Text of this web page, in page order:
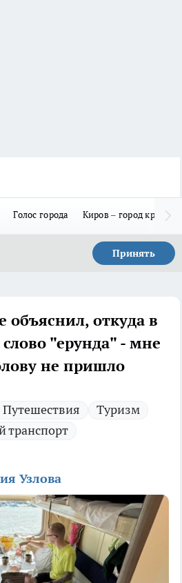
Голос города Киров – город
Принять
объяснил, откуда в
"ерунда" - мне
не пришло
Путешествия
Туризм
транспорт
Узлова